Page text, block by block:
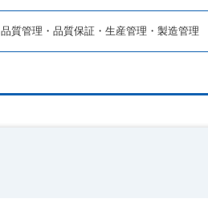
品質管理・品質保証・生産管理・製造管理